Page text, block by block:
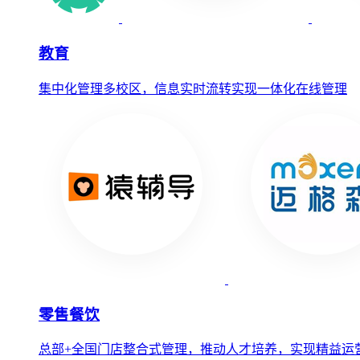
教育
集中化管理多校区，信息实时流转实现一体化在线管理
零售餐饮
总部+全国门店整合式管理，推动人才培养，实现精益运